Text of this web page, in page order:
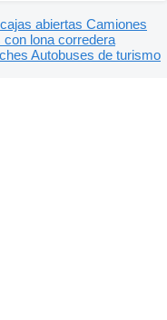
abiertas Camiones
con lona corredera
Autobuses de turismo